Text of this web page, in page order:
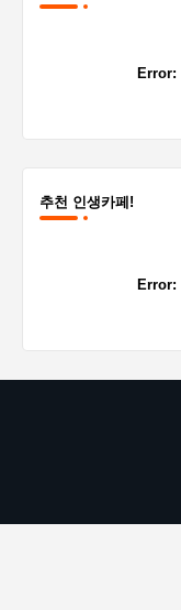
Error:
추천 인생카페!
Error: